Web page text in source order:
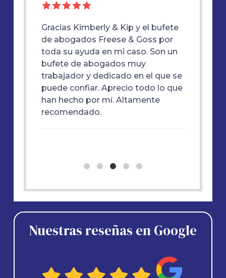
Gracias Kimberly & Kip y el bufete
de abogados Freese & Goss por
toda su ayuda en mi caso. Son un
bufete de abogados muy
trabajador y dedicado en el que se
puede confiar. Aprecio todo lo que
han hecho por mí. Altamente
recomendado.
Nuestras reseñas en Google